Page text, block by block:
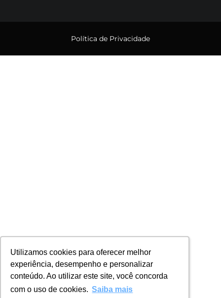
Utilizamos cookies para oferecer melhor
experiência, desempenho e personalizar
conteúdo. Ao utilizar este site, você concorda
com o uso de cookies. Saiba mais
Utilizamos cookies para oferecer melhor
experiência, desempenho e personalizar
conteúdo. Ao utilizar este site, você concorda
com o uso de cookies. Saiba mais
Política de Privacidade